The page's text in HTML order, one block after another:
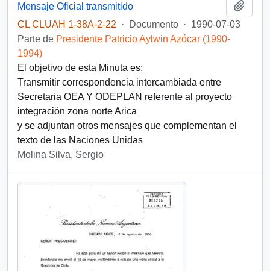
Mensaje Oficial transmitido
CL CLUAH 1-38A-2-22
· Documento · 1990-07-03
Parte de Presidente Patricio Aylwin Azócar (1990-
1994)
El objetivo de esta Minuta es:
Transmitir correspondencia intercambiada entre
Secretaria OEA Y ODEPLAN referente al proyecto
integración zona norte Arica
y se adjuntan otros mensajes que complementan el
texto de las Naciones Unidas
Molina Silva, Sergio